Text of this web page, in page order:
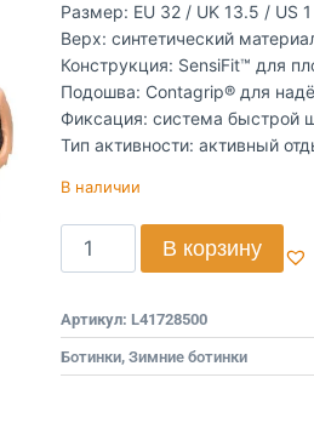
Размер: EU 32 / UK 13.5 / US
Верх: синтетический
Конструкция: SensiFit™ для
Подошва: Contagrip® для
Фиксация: система быстрой
Тип активности: активный
В наличии
В корзину
Артикул: L41728500
Ботинки, Зимние ботинки